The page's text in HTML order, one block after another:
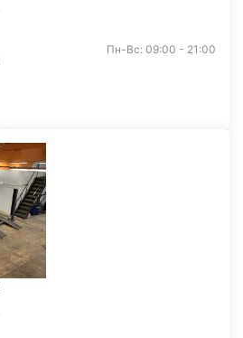
Пн-Вс: 09:00 - 21:00